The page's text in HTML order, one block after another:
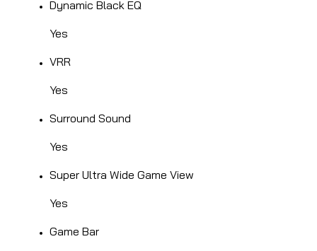
Dynamic Black EQ
Yes
VRR
Yes
Surround Sound
Yes
Super Ultra Wide Game View
Yes
Game Bar